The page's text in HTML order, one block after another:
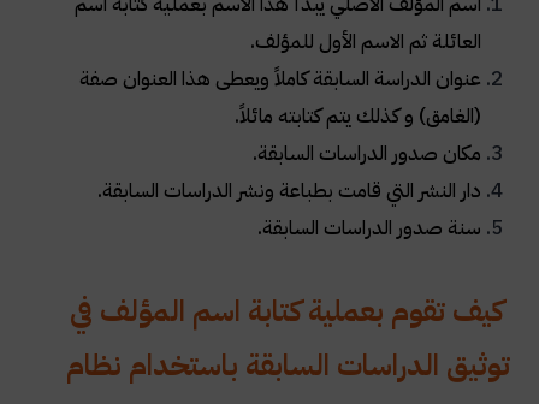
العائلة ثم الاسم الأول للمؤلف.
عنوان الدراسة السابقة كاملاً ويعطى هذا العنوان صفة
(الغامق) و كذلك يتم كتابته مائلاً.
مكان صدور الدراسات السابقة.
دار النشر التي قامت بطباعة ونشر الدراسات السابقة.
سنة صدور الدراسات السابقة.
كيف تقوم بعملية كتابة اسم المؤلف في
توثيق الدراسات السابقة باستخدام نظام